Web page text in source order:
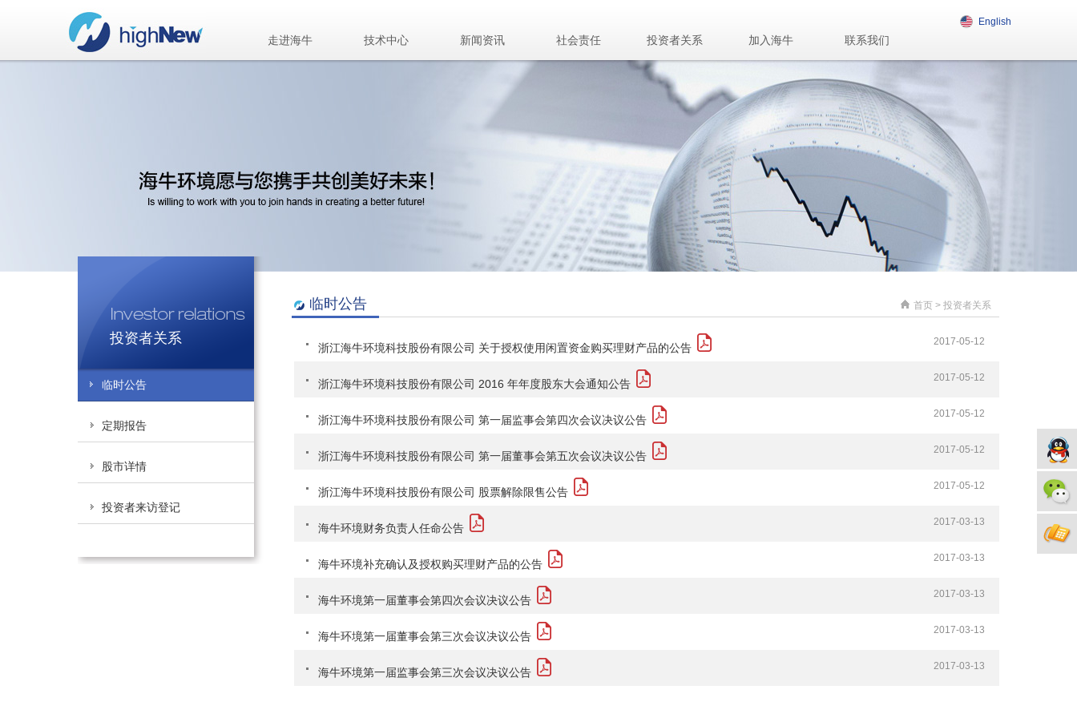
English
走进海牛 技术中心 新闻资讯 社会责任 投资者关系 加入海牛 联系我们
投资者关系
临时公告
定期报告
股市详情
投资者来访登记
临时公告 首页 > 投资者关系
浙江海牛环境科技股份有限公司 关于授权使用闲置资金购买理财产品的公告 2017-05-12
浙江海牛环境科技股份有限公司 2016 年年度股东大会通知公告 2017-05-12
浙江海牛环境科技股份有限公司 第一届监事会第四次会议决议公告 2017-05-12
浙江海牛环境科技股份有限公司 第一届董事会第五次会议决议公告 2017-05-12
浙江海牛环境科技股份有限公司 股票解除限售公告 2017-05-12
海牛环境财务负责人任命公告 2017-03-13
海牛环境补充确认及授权购买理财产品的公告 2017-03-13
海牛环境第一届董事会第四次会议决议公告 2017-03-13
海牛环境第一届董事会第三次会议决议公告 2017-03-13
海牛环境第一届监事会第三次会议决议公告 2017-03-13